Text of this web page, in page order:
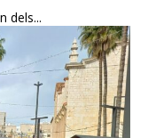
dels...